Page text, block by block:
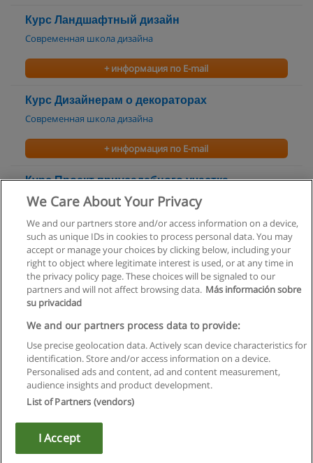
Курс Ландшафтный дизайн
Современная школа дизайна
+ информация по E-mail
Курс Дизайнерам о декораторах
Современная школа дизайна
+ информация по E-mail
Курс Проект приусадебного участка
самостоятельно
+ информация по E-mail
Правила пользования
Конфиденциальность информации
Напишите Educaedu
Copyright © Educaedu Business S.L. - CIF : B-95610580: -
We Care About Your Privacy
We and our partners store and/or access information on a device,
such as unique IDs in cookies to process personal data. You may
accept or manage your choices by clicking below, including your
right to object where legitimate interest is used, or at any time in
the privacy policy page. These choices will be signaled to our
partners and will not affect browsing data. Más información sobre
su privacidad
We and our partners process data to provide:
Use precise geolocation data. Actively scan device characteristics for
identification. Store and/or access information on a device.
Personalised ads and content, ad and content measurement,
audience insights and product development.
List of Partners (vendors)
I Accept